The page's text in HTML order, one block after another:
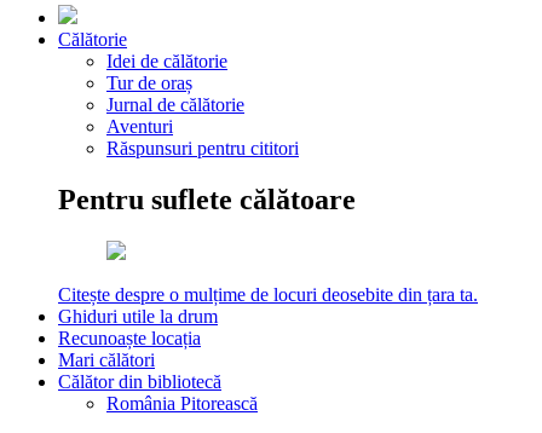
Călătorie
Idei de călătorie
Tur de oraș
Jurnal de călătorie
Aventuri
Răspunsuri pentru cititori
Pentru suflete călătoare
Citește despre o mulțime de locuri deosebite din țara ta.
Ghiduri utile la drum
Recunoaște locația
Mari călători
Călător din bibliotecă
România Pitorească